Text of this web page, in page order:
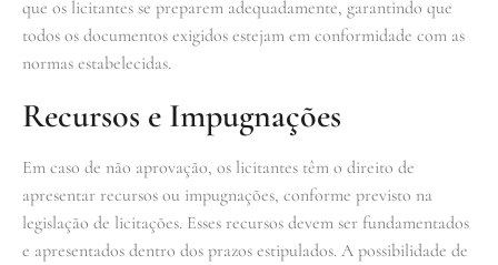
que os licitantes se preparem adequadamente, garantindo que
todos os documentos exigidos estejam em conformidade com as
normas estabelecidas.
Recursos e Impugnações
Em caso de não aprovação, os licitantes têm o direito de
apresentar recursos ou impugnações, conforme previsto na
legislação de licitações. Esses recursos devem ser fundamentados
e apresentados dentro dos prazos estipulados. A possibilidade de